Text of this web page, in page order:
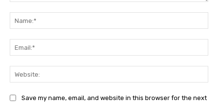
Save my name, email, and website in this browser for the next